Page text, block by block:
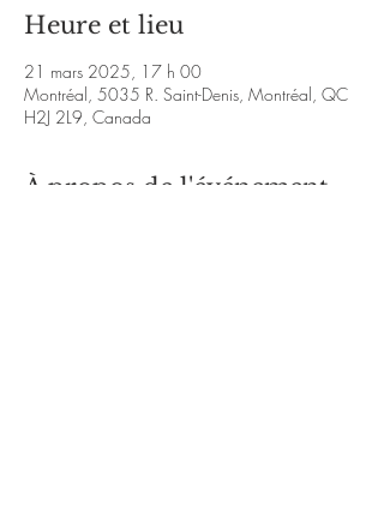
Heure et lieu
21 mars 2025, 17 h 00
Montréal, 5035 R. Saint-Denis, Montréal, QC
H2J 2L9, Canada
À propos de l'événement